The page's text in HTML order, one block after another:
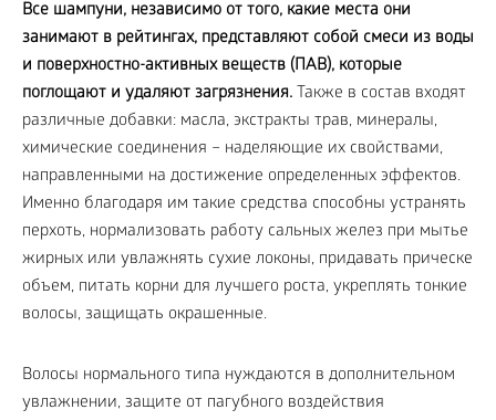
Все шампуни, независимо от того, какие места они
занимают в рейтингах, представляют собой смеси из воды
и поверхностно-активных веществ (ПАВ), которые
поглощают и удаляют загрязнения. Также в состав входят
различные добавки: масла, экстракты трав, минералы,
химические соединения – наделяющие их свойствами,
направленными на достижение определенных эффектов.
Именно благодаря им такие средства способны устранять
перхоть, нормализовать работу сальных желез при мытье
жирных или увлажнять сухие локоны, придавать прическе
объем, питать корни для лучшего роста, укреплять тонкие
волосы, защищать окрашенные.
Волосы нормального типа нуждаются в дополнительном
увлажнении, защите от пагубного воздействия